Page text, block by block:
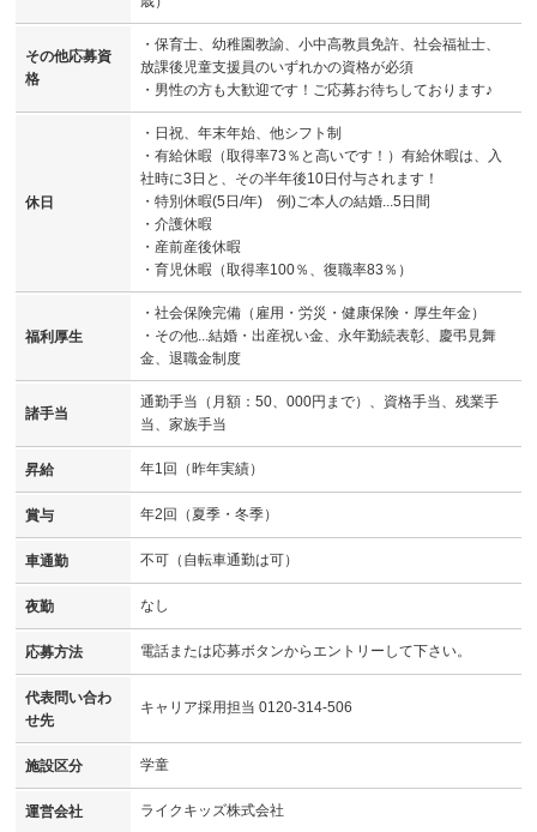
その他応募資
格
・保育士、幼稚園教諭、小中高教員免許、社会福祉士、
放課後児童支援員のいずれかの資格が必須
・男性の方も大歓迎です！ご応募お待ちしております♪
休日
・日祝、年末年始、他シフト制
・有給休暇（取得率73％と高いです！）有給休暇は、入
社時に3日と、その半年後10日付与されます！
・特別休暇(5日/年) 例)ご本人の結婚...5日間
・介護休暇
・産前産後休暇
・育児休暇（取得率100％、復職率83％）
福利厚生
・社会保険完備（雇用・労災・健康保険・厚生年金）
・その他...結婚・出産祝い金、永年勤続表彰、慶弔見舞
金、退職金制度
諸手当
通勤手当（月額：50、000円まで）、資格手当、残業手
当、家族手当
昇給 年1回（昨年実績）
賞与 年2回（夏季・冬季）
車通勤 不可（自転車通勤は可）
夜勤 なし
応募方法 電話または応募ボタンからエントリーして下さい。
代表問い合わ
せ先
キャリア採用担当 0120-314-506
施設区分 学童
運営会社 ライクキッズ株式会社